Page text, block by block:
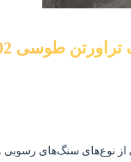
طوسی 1402
نوع‌های سنگ‌های رسوبی